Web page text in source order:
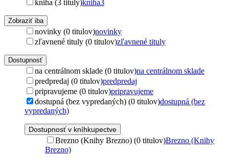
kniha (3 tituly)kniha3
Zobraziť iba
novinky (0 titulov)novinky
zľavnené tituly (0 titulov)zľavnené tituly
Dostupnosť
na centrálnom sklade (0 titulov)na centrálnom sklade
predpredaj (0 titulov)predpredaj
pripravujeme (0 titulov)pripravujeme
dostupná (bez vypredaných) (0 titulov)dostupná (bez
vypredaných)
Dostupnosť v kníhkupectve
Brezno (Knihy Brezno) (0 titulov)Brezno (Knihy
Brezno)